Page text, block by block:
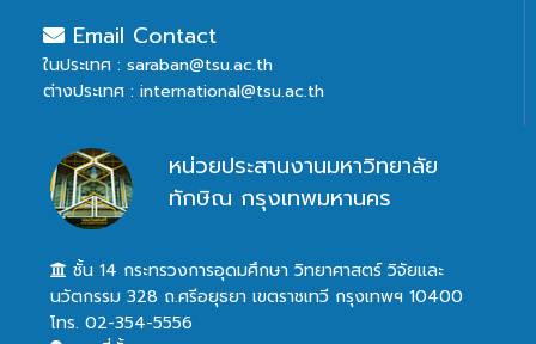
Email Contact
ในประเทศ : saraban@tsu.ac.th
ต่างประเทศ : international@tsu.ac.th
หน่วยประสานงานมหาวิทยาลัย
ทักษิณ กรุงเทพมหานคร
ชั้น 14 กระทรวงการอุดมศึกษา วิทยาศาสตร์ วิจัยและ
นวัตกรรม 328 ถ.ศรีอยุธยา เขตราชเทวี กรุงเทพฯ 10400
โทร. 02-354-5556